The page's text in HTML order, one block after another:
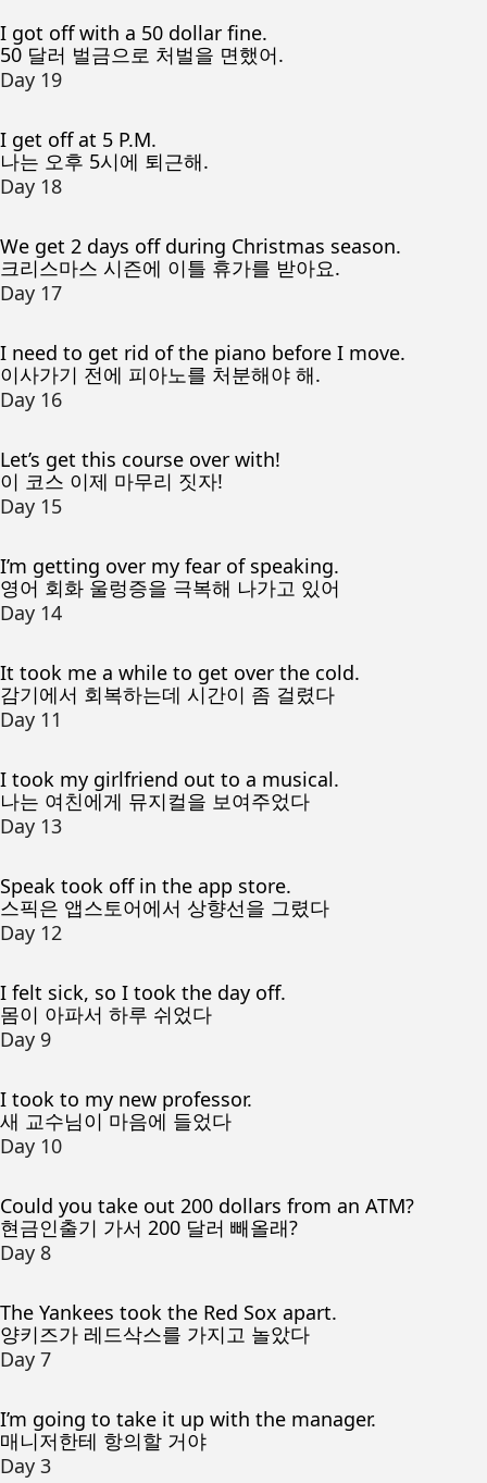
I got off with a 50 dollar fine.
50 달러 벌금으로 처벌을 면했어.
Day 19
I get off at 5 P.M.
나는 오후 5시에 퇴근해.
Day 18
We get 2 days off during Christmas season.
크리스마스 시즌에 이틀 휴가를 받아요.
Day 17
I need to get rid of the piano before I move.
이사가기 전에 피아노를 처분해야 해.
Day 16
Let’s get this course over with!
이 코스 이제 마무리 짓자!
Day 15
I’m getting over my fear of speaking.
영어 회화 울렁증을 극복해 나가고 있어
Day 14
It took me a while to get over the cold.
감기에서 회복하는데 시간이 좀 걸렸다
Day 11
I took my girlfriend out to a musical.
나는 여친에게 뮤지컬을 보여주었다
Day 13
Speak took off in the app store.
스픽은 앱스토어에서 상향선을 그렸다
Day 12
I felt sick, so I took the day off.
몸이 아파서 하루 쉬었다
Day 9
I took to my new professor.
새 교수님이 마음에 들었다
Day 10
Could you take out 200 dollars from an ATM?
현금인출기 가서 200 달러 빼올래?
Day 8
The Yankees took the Red Sox apart.
양키즈가 레드삭스를 가지고 놀았다
Day 7
I’m going to take it up with the manager.
매니저한테 항의할 거야
Day 3